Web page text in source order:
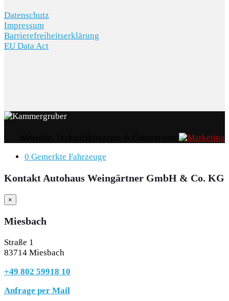
Datenschutz
Impressum
Barrierefreiheitserklärung
EU Data Act
0 Gemerkte Fahrzeuge
Kontakt Autohaus Weingärtner GmbH & Co. KG
×
Miesbach
Straße 1
83714 Miesbach
+49 802 59918 10
Anfrage per Mail